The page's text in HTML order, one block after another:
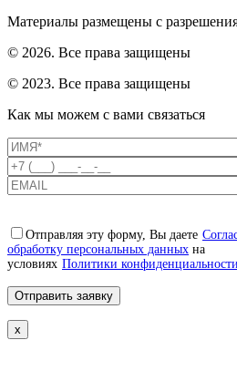
Материалы размещены с
© 2026. Все права защищены
© 2023. Все права защищены
Как мы можем с вами связаться
Отправляя эту форму, Вы даете
обработку персональных данных на
условиях Политики конфиденциальности
x